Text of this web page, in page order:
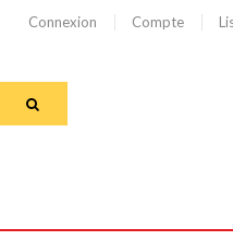
Connexion Compte